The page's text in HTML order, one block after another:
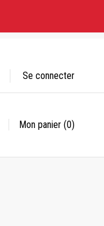
Mon panier (0)
Se connecter